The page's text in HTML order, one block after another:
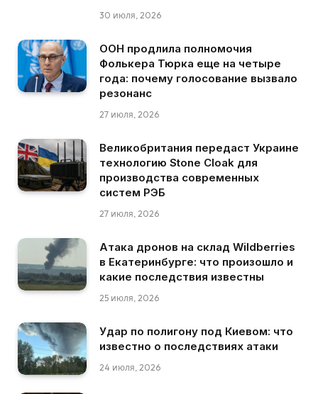
30 июля, 2026
ООН продлила полномочия
Фолькера Тюрка еще на четыре
года: почему голосование вызвало
резонанс
27 июля, 2026
Великобритания передаст Украине
технологию Stone Cloak для
производства современных
систем РЭБ
27 июля, 2026
Атака дронов на склад Wildberries
в Екатеринбурге: что произошло и
какие последствия известны
25 июля, 2026
Удар по полигону под Киевом: что
известно о последствиях атаки
24 июля, 2026